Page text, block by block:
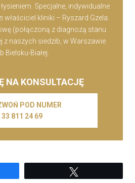
Specjalne, indywidualne
kliniki – Ryszard Gzela.
(połączoną z diagnozą stanu
z naszych siedzib, w Warszawie
Bielsku-Białej.
NA KONSULTACJĘ
POD NUMER
33 811 24 69